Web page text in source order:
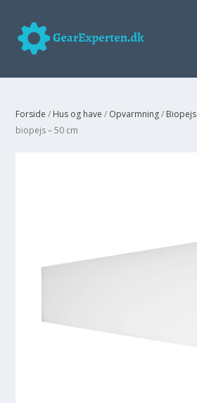
Forside / Hus og have / Opvarmning/ Biopejs
biopejs – 50 cm